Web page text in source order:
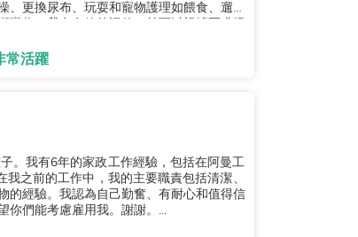
更換尿布、玩耍和寵物護理如餵食、遛狗
常活躍
。我有6年的家政工作經驗，包括在阿曼工
之前的工作中，我的主要職責包括清潔、
的經驗。我認為自己勤奮、有耐心和值得信
你們能考慮雇用我。謝謝。...